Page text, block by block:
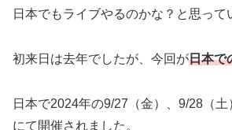
日本でもライブやるのかな？と思って
初来日は去年でしたが、今回が日本で
日本で2024年の9/27（金）、9/28（
にて開催されました。